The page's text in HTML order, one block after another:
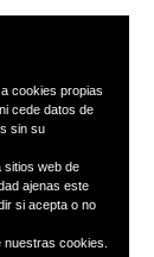
cookies propias
cede datos de
sin su
sitios web de
ajenas este
si acepta o no
nuestras cookies.